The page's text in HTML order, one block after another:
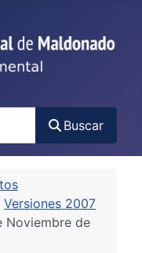
Buscar
Versiones 2007
Noviembre de